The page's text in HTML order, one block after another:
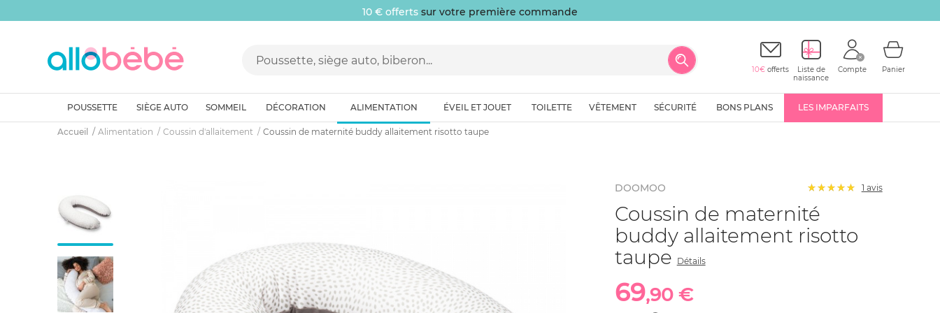
10 € offerts sur votre première commande
10€ offerts
Liste de
naissance
Compte Panier
POUSSETTE SIÈGE AUTO SOMMEIL DÉCORATION ALIMENTATION ÉVEIL ET JOUET TOILETTE VÊTEMENT SÉCURITÉ BONS PLANS LES IMPARFAITS
Accueil Alimentation Coussin d'allaitement Coussin de maternité buddy allaitement risotto taupe
DOOMOO 1 avis
Coussin de maternité
buddy allaitement risotto
taupe Détails
69,90 €